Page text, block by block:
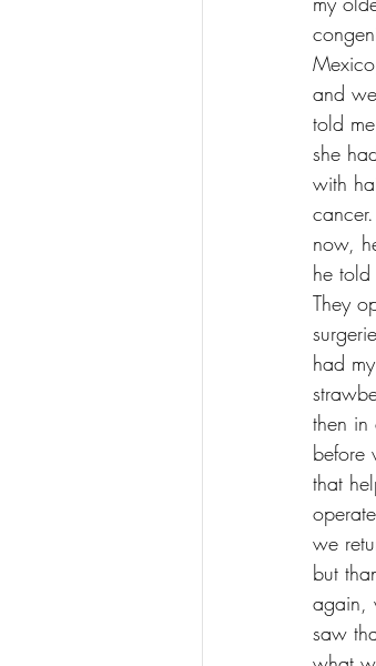
and
told
she
with
now,
he
They
had
then
before
that
we
but
again,
saw